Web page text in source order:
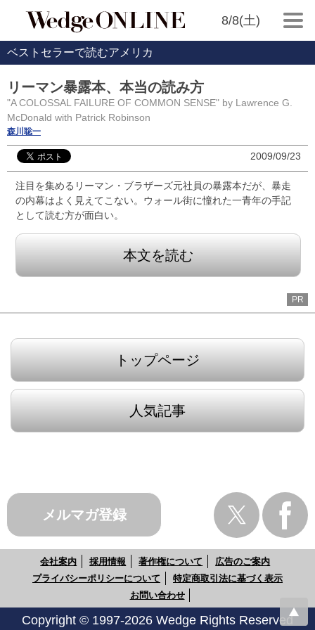
8/8(土)
ベストセラーで読むアメリカ
リーマン暴露本、本当の読み方
"A COLOSSAL FAILURE OF COMMON SENSE" by Lawrence G.
McDonald with Patrick Robinson
森川聡一
2009/09/23
注目を集めるリーマン・ブラザーズ元社員の暴露本だが、暴走
の内幕はよく見えてこない。ウォール街に憧れた一青年の手記
として読む方が面白い。
本文を読む
PR
トップページ
人気記事
メルマガ登録
会社案内 採用情報 著作権について
広告のご案内
プライバシーポリシーについて
特定商取引法に基づく表示
お問い合わせ
Copyright © 1997-2026 Wedge Rights Reserved